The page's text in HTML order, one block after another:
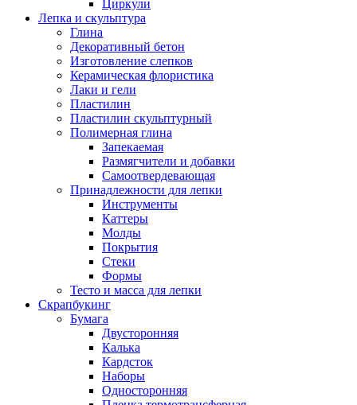
Циркули
Лепка и скульптура
Глина
Декоративный бетон
Изготовление слепков
Керамическая флористика
Лаки и гели
Пластилин
Пластилин скульптурный
Полимерная глина
Запекаемая
Размягчители и добавки
Самоотвердевающая
Принадлежности для лепки
Инструменты
Каттеры
Молды
Покрытия
Стеки
Формы
Тесто и масса для лепки
Скрапбукинг
Бумага
Двусторонняя
Калька
Кардсток
Наборы
Односторонняя